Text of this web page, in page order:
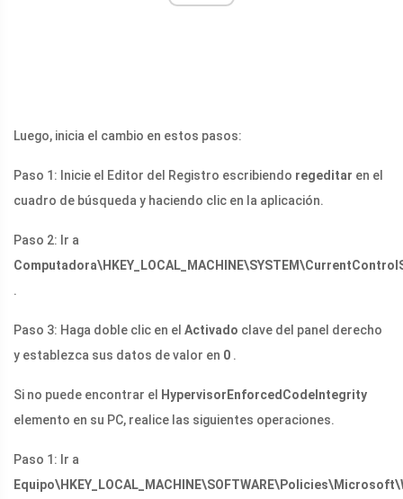
Luego, inicia el cambio en estos pasos:
Paso 1: Inicie el Editor del Registro escribiendo regeditar en el
cuadro de búsqueda y haciendo clic en la aplicación.
Paso 2: Ir a
.
Paso 3: Haga doble clic en el Activado clave del panel derecho
y establezca sus datos de valor en 0 .
Si no puede encontrar el
HypervisorEnforcedCodeIntegrity
elemento en su PC, realice las siguientes operaciones.
Paso 1: Ir a